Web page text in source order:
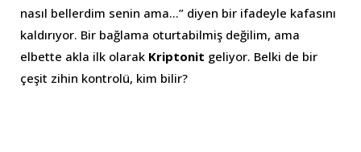
nasıl bellerdim senin ama…” diyen bir ifadeyle kafasını
kaldırıyor. Bir bağlama oturtabilmiş değilim, ama
elbette akla ilk olarak Kriptonit geliyor. Belki de bir
çeşit zihin kontrolü, kim bilir?